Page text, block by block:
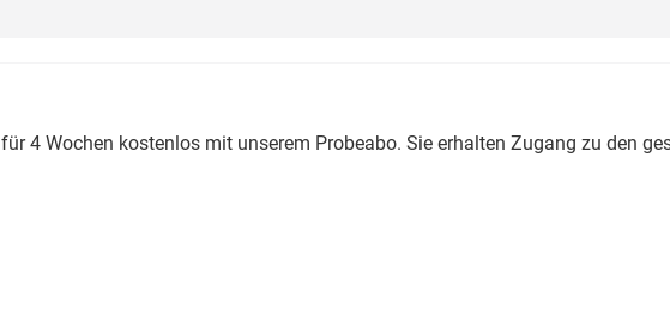
für 4 Wochen kostenlos mit unserem Probeabo. Sie erhalten Zugang zu den